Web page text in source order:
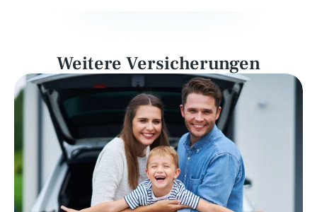
Weitere Versicherungen